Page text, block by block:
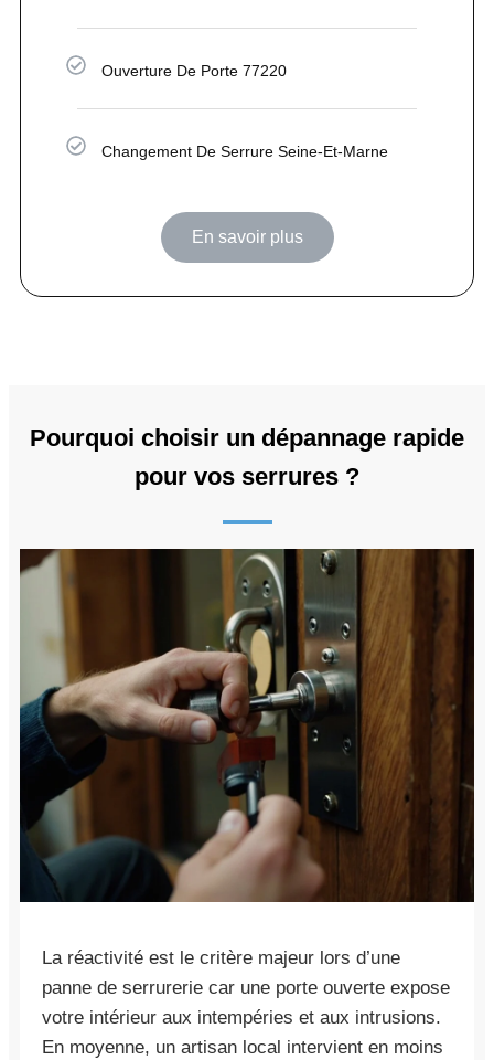
Ouverture De Porte 77220
Changement De Serrure Seine-Et-Marne
En savoir plus
Pourquoi choisir un dépannage rapide
pour vos serrures ?
La réactivité est le critère majeur lors d’une
panne de serrurerie car une porte ouverte expose
votre intérieur aux intempéries et aux intrusions.
En moyenne, un artisan local intervient en moins